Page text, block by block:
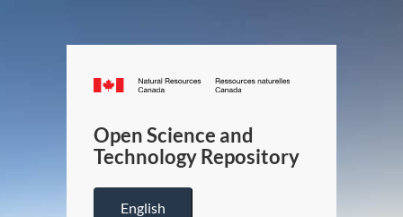
Canada.ca
/
Canada
Open Science and
Technology Repository
English